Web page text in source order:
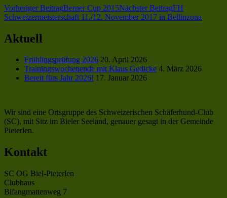
Vorheriger BeitragBerner Cup 2015Nächster BeitragFH
Schweizermeisterschaft 11./12. November 2017 in Bellinzona
Aktuell
Frühlingsprüfung 2026 20. April 2026
Trainingswochenende mit Klaus Gedicke 4. März 2026
Bereit fürs Jahr 2026! 17. Januar 2026
Wir sind eine Ortsgruppe des Schweizerischen Schäferhund-Club
(SC), mit Sitz im Bieler Seeland, genauer gesagt in der Gemeinde
Pieterlen.
Kontakt
SC OG Biel-Pieterlen
Clubhaus
Bifangmattenweg 7